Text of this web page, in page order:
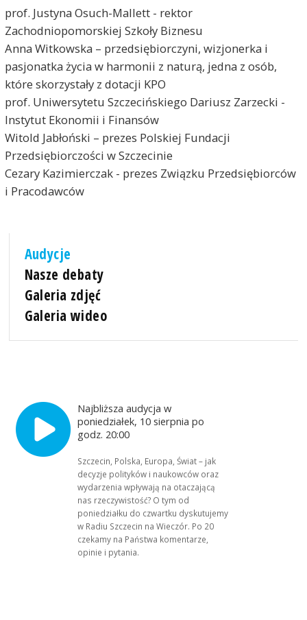
prof. Justyna Osuch-Mallett - rektor
Zachodniopomorskiej Szkoły Biznesu
Anna Witkowska – przedsiębiorczyni, wizjonerka i
pasjonatka życia w harmonii z naturą, jedna z osób,
które skorzystały z dotacji KPO
prof. Uniwersytetu Szczecińskiego Dariusz Zarzecki -
Instytut Ekonomii i Finansów
Witold Jabłoński – prezes Polskiej Fundacji
Przedsiębiorczości w Szczecinie
Cezary Kazimierczak - prezes Związku Przedsiębiorców
i Pracodawców
Audycje
Nasze debaty
Galeria zdjęć
Galeria wideo
Najbliższa audycja w
poniedziałek, 10 sierpnia po
godz. 20:00
Szczecin, Polska, Europa, Świat – jak
decyzje polityków i naukowców oraz
wydarzenia wpływają na otaczającą
nas rzeczywistość? O tym od
poniedziałku do czwartku dyskutujemy
w Radiu Szczecin na Wieczór. Po 20
czekamy na Państwa komentarze,
opinie i pytania.